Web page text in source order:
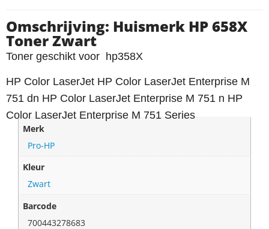
Omschrijving: Huismerk HP 658X
Toner Zwart
Toner geschikt voor hp358X
HP Color LaserJet HP Color LaserJet Enterprise M
751 dn HP Color LaserJet Enterprise M 751 n HP
Color LaserJet Enterprise M 751 Series
Merk
Pro-HP
Kleur
Zwart
Barcode
700443278683